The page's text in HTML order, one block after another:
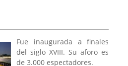
Fue inaugurada a finales
del siglo XVIII. Su aforo es
de 3.000 espectadores.